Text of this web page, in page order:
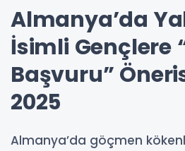
Almanya’da
İsimli Gençlere
Başvuru”
2025
Almanya’da göçmen